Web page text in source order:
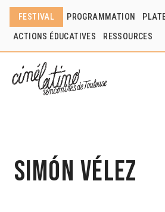
FESTIVAL PROGRAMMATION
ACTIONS ÉDUCATIVES RESSOURCES
Simón Vélez